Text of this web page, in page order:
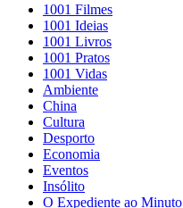
1001 Filmes
1001 Ideias
1001 Livros
1001 Pratos
1001 Vidas
Ambiente
China
Cultura
Desporto
Economia
Eventos
Insólito
O Expediente ao Minuto